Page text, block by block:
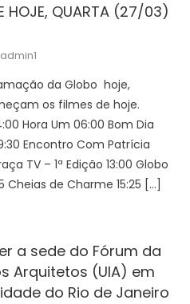
HOJE, QUARTA (27/03)
Author
admin1
da Globo hoje,
os filmes de hoje.
Hora Um 06:00 Bom Dia
Encontro Com Patrícia
TV – 1ª Edição 13:00 Globo
Cheias de Charme 15:25 […]
a sede do Fórum da
Arquitetos (UIA) em
do Rio de Janeiro